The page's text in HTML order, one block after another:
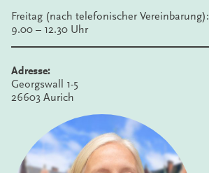
Freitag (nach telefonischer Vereinbarung):
9.00 – 12.30 Uhr
Adresse:
Georgswall 1-5
26603 Aurich